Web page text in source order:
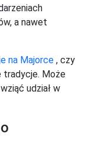
a nawet
na Majorce , czy
tradycje. Może
udział w